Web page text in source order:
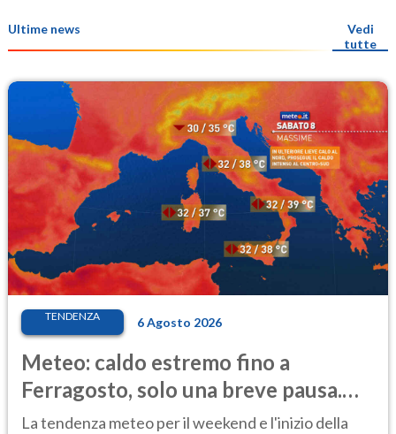
Ultime news
Vedi
tutte
TENDENZA 6 Agosto 2026
Meteo: caldo estremo fino a
Ferragosto, solo una breve pausa.
Ecco dove
La tendenza meteo per il weekend e l'inizio della